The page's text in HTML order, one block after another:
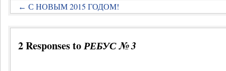
← С НОВЫМ 2015 ГОДОМ!
2 Responses to РЕБУС № 3